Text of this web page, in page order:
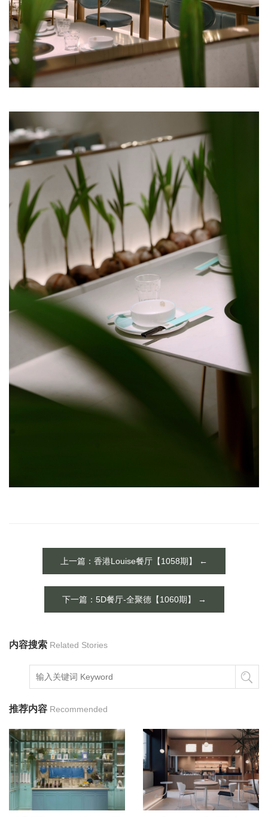
上一篇：香港Louise餐厅【1058期】 ←
下一篇：5D餐厅-全聚德【1060期】 →
内容搜索 Related Stories
推荐内容 Recommended